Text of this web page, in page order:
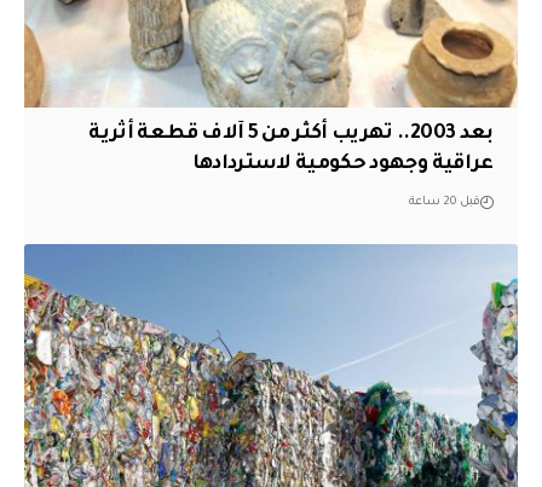
بعد 2003.. تهريب أكثر من 5 آلاف قطعة أثرية
عراقية وجهود حكومية لاستردادها
قبل 20 ساعة